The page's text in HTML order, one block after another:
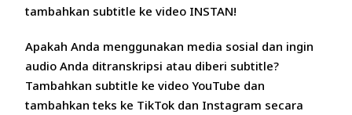
tambahkan subtitle ke video INSTAN!
Apakah Anda menggunakan media sosial dan ingin
audio Anda ditranskripsi atau diberi subtitle?
Tambahkan subtitle ke video YouTube dan
tambahkan teks ke TikTok dan Instagram secara